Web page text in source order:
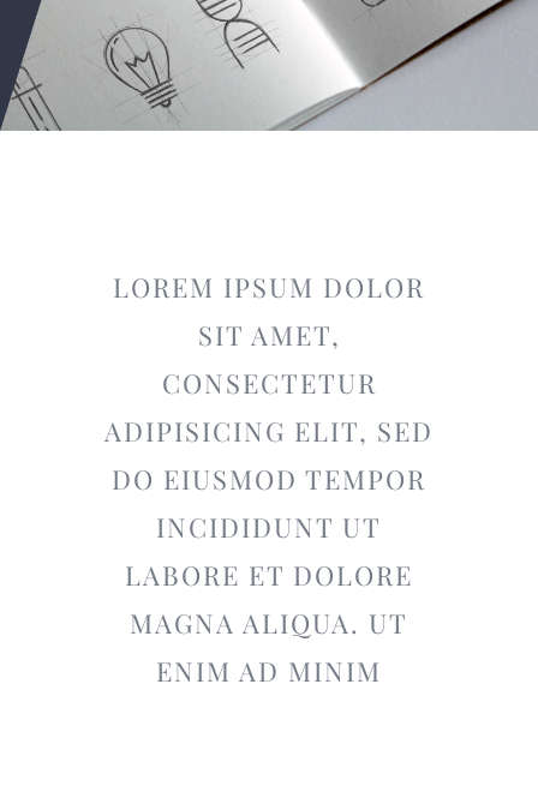
LOREM IPSUM DOLOR
SIT AMET,
CONSECTETUR
ADIPISICING ELIT, SED
DO EIUSMOD TEMPOR
INCIDIDUNT UT
LABORE ET DOLORE
MAGNA ALIQUA. UT
ENIM AD MINIM